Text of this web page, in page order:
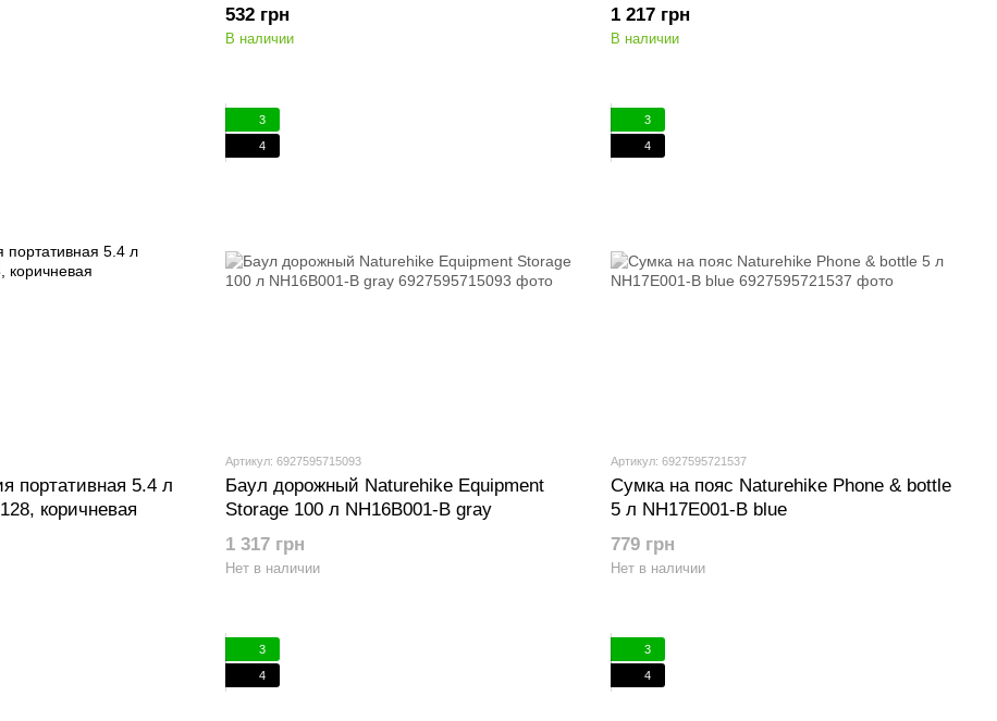
532 грн
В наличии
1 217 грн
В наличии
портативная 5.4 л
коричневая
3
4
Артикул: 6927595715093
Баул дорожный Naturehike Equipment
Storage 100 л NH16B001-B gray
1 317 грн
Нет в наличии
3
4
Артикул: 6927595721537
Сумка на пояс Naturehike Phone & bottle
5 л NH17E001-B blue
779 грн
Нет в наличии
3
4
3
4